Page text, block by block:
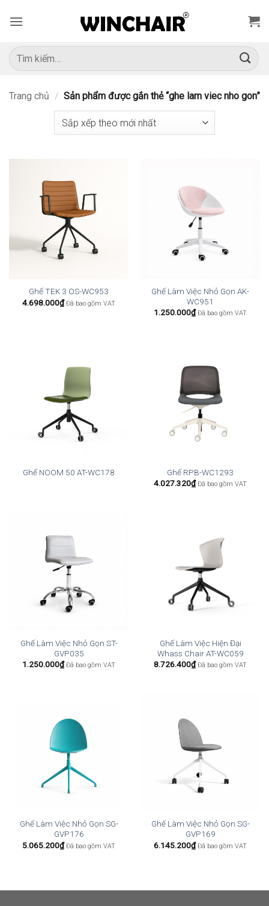
qua
dung
Tìm
kiếm:
Trang chủ / Sản phẩm được gắn thẻ “ghe lam viec nho gon”
Ghế TEK 3 OS-WC953
4.698.000₫ Đã bao gồm VAT
Ghế Làm Việc Nhỏ Gọn AK-
WC951
1.250.000₫ Đã bao gồm VAT
Ghế NOOM 50 AT-WC178
Ghế RPB-WC1293
4.027.320₫ Đã bao gồm VAT
Ghế Làm Việc Nhỏ Gọn ST-
GVP035
1.250.000₫ Đã bao gồm VAT
Ghế Làm Việc Hiện Đại
Whass Chair AT-WC059
8.726.400₫ Đã bao gồm VAT
Ghế Làm Việc Nhỏ Gọn SG-
GVP176
5.065.200₫ Đã bao gồm VAT
Ghế Làm Việc Nhỏ Gọn SG-
GVP169
6.145.200₫ Đã bao gồm VAT